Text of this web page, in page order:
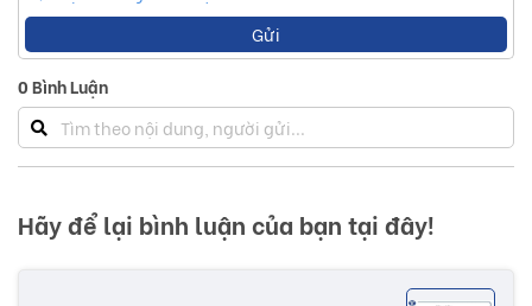
Gửi
0Bình Luận
Hãy để lại bình luận của bạn tại đây!